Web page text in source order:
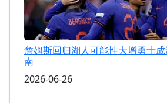
詹姆斯回归湖人可能性大增勇士
南
2026-06-26